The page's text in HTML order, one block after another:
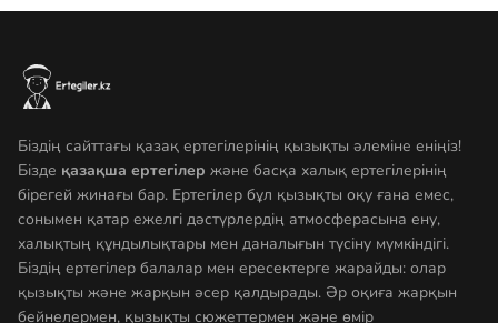
Біздің сайттағы қазақ ертегілерінің қызықты әлеміне еніңіз!
Бізде қазақша ертегілер және басқа халық ертегілерінің
бірегей жинағы бар. Ертегілер бұл қызықты оқу ғана емес,
сонымен қатар ежелгі дәстүрлердің атмосферасына ену,
халықтың құндылықтары мен даналығын түсіну мүмкіндігі.
Біздің ертегілер балалар мен ересектерге жарайды: олар
қызықты және жарқын әсер қалдырады. Әр оқиға жарқын
бейнелермен, қызықты сюжеттермен және өмір